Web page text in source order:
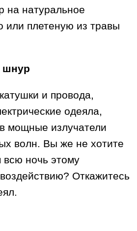
на натуральное
или плетеную из травы
шнур
и провода,
одеяла,
мощные излучатели
волн. Вы же не хотите
всю ночь этому
Откажитесь